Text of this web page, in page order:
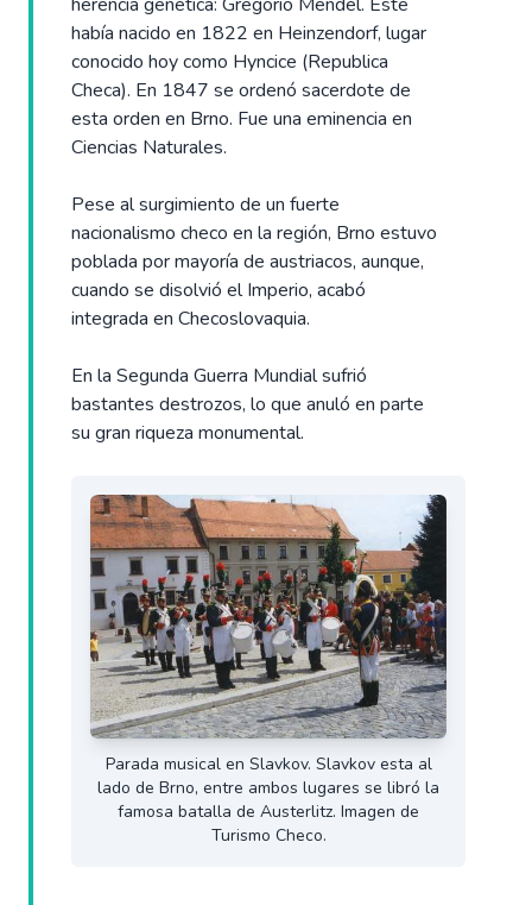
había nacido en 1822 en Heinzendorf, lugar
conocido hoy como Hyncice (Republica
Checa). En 1847 se ordenó sacerdote de
esta orden en Brno. Fue una eminencia en
Ciencias Naturales.
Pese al surgimiento de un fuerte
nacionalismo checo en la región, Brno estuvo
poblada por mayoría de austriacos, aunque,
cuando se disolvió el Imperio, acabó
integrada en Checoslovaquia.
En la Segunda Guerra Mundial sufrió
bastantes destrozos, lo que anuló en parte
su gran riqueza monumental.
Parada musical en Slavkov. Slavkov esta al
lado de Brno, entre ambos lugares se libró la
famosa batalla de Austerlitz. Imagen de
Turismo Checo.